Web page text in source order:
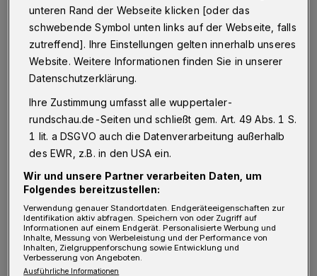
Foto: Rundschau
H ermann-Josef Richter, Chef des
Nächstebrecker Bürgervereins, hatte im
gut gefüllten Hottensteiner Gemeindesaal ein
prominent besetztes Podium um sich
versammelt, als es darum ging, den
Kompromiss vorzustellen, den der Verein und
die Verwaltung zäh miteinander ausgehandelt
unteren Rand der Webseite klicken [oder das
schwebende Symbol unten links auf der Webseite, falls
zutreffend]. Ihre Einstellungen gelten innerhalb unseres
Website. Weitere Informationen finden Sie in unserer
Datenschutzerklärung.
Ihre Zustimmung umfasst alle wuppertaler-
rundschau.de-Seiten und schließt gem. Art. 49 Abs. 1 S.
1 lit. a DSGVO auch die Datenverarbeitung außerhalb
des EWR, z.B. in den USA ein.
Wir und unsere Partner verarbeiten Daten, um
Folgendes bereitzustellen:
Verwendung genauer Standortdaten. Endgeräteeigenschaften zur
Identifikation aktiv abfragen. Speichern von oder Zugriff auf
Informationen auf einem Endgerät. Personalisierte Werbung und
Inhalte, Messung von Werbeleistung und der Performance von
Inhalten, Zielgruppenforschung sowie Entwicklung und
Verbesserung von Angeboten.
Ausführliche Informationen